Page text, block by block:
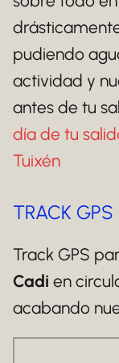
pudiendo
actividad y
antes de tu
día de tu
Tuixén
TRACK
Track GPS
Cadi en
acabando